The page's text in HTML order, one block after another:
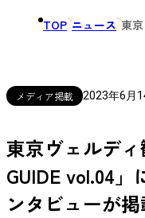
TOP ニュース 東
メディア掲載 2023年6月
東京ヴェルデ
GUIDE vol.04
ンタビューが